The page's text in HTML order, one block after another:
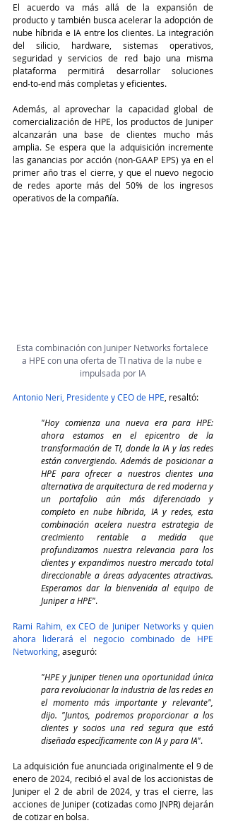
El acuerdo va más allá de la expansión de
producto y también busca acelerar la adopción de
nube híbrida e IA entre los clientes. La integración
del silicio, hardware, sistemas operativos,
seguridad y servicios de red bajo una misma
plataforma permitirá desarrollar soluciones
end‑to‑end más completas y eficientes.
Además, al aprovechar la capacidad global de
comercialización de HPE, los productos de Juniper
alcanzarán una base de clientes mucho más
amplia. Se espera que la adquisición incremente
las ganancias por acción (non-GAAP EPS) ya en el
primer año tras el cierre, y que el nuevo negocio
de redes aporte más del 50% de los ingresos
operativos de la compañía.
Esta combinación con Juniper Networks fortalece
a HPE con una oferta de TI nativa de la nube e
impulsada por IA
Antonio Neri, Presidente y CEO de HPE , resaltó:
"Hoy comienza una nueva era para HPE:
ahora estamos en el epicentro de la
transformación de TI, donde la IA y las redes
están convergiendo. Además de posicionar a
HPE para ofrecer a nuestros clientes una
alternativa de arquitectura de red moderna y
un portafolio aún más diferenciado y
completo en nube híbrida, IA y redes, esta
combinación acelera nuestra estrategia de
crecimiento rentable a medida que
profundizamos nuestra relevancia para los
clientes y expandimos nuestro mercado total
direccionable a áreas adyacentes atractivas.
Esperamos dar la bienvenida al equipo de
Juniper a HPE".
Rami Rahim, ex CEO de Juniper Networks y quien
ahora liderará el negocio combinado de HPE
Networking , aseguró:
"HPE y Juniper tienen una oportunidad única
para revolucionar la industria de las redes en
el momento más importante y relevante",
dijo. "Juntos, podremos proporcionar a los
clientes y socios una red segura que está
diseñada específicamente con IA y para IA".
La adquisición fue anunciada originalmente el 9 de
enero de 2024, recibió el aval de los accionistas de
Juniper el 2 de abril de 2024, y tras el cierre, las
acciones de Juniper (cotizadas como JNPR) dejarán
de cotizar en bolsa.